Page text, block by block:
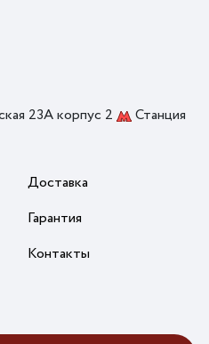
23А корпус 2
Станция
Доставка
Гарантия
Контакты